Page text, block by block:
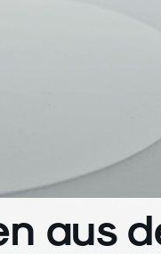
aus